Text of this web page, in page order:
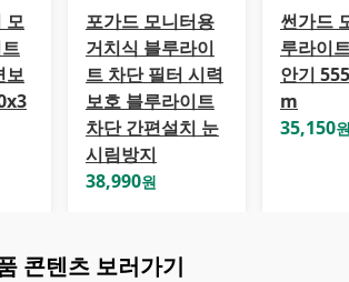
모
보
포가드 모니터용
거치식 블루라이
트 차단 필터 시력
보호 블루라이트
차단 간편설치 눈
시림방지
38,990원
썬가드
루라이
안기
m
35,150
콘텐츠 보러가기